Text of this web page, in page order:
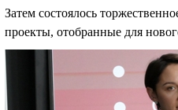
Затем состоялось
проекты, отобранные для